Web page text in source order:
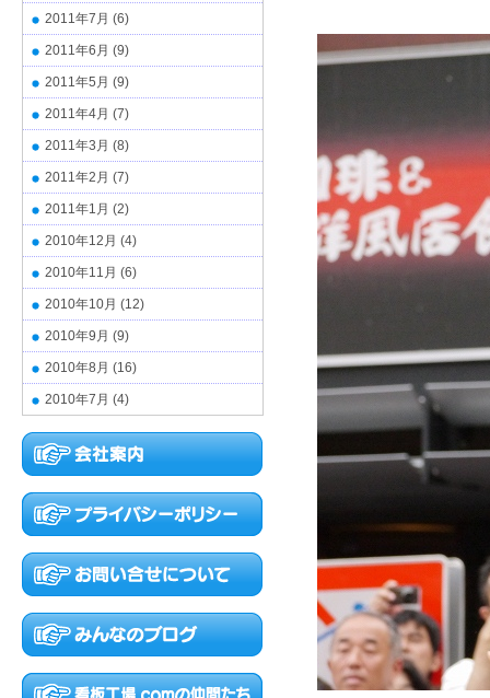
2011年7月 (6)
2011年6月 (9)
2011年5月 (9)
2011年4月 (7)
2011年3月 (8)
2011年2月 (7)
2011年1月 (2)
2010年12月 (4)
2010年11月 (6)
2010年10月 (12)
2010年9月 (9)
2010年8月 (16)
2010年7月 (4)